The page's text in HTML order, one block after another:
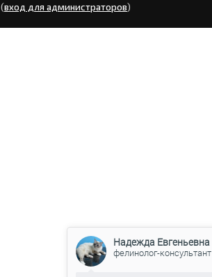
(вход для администраторов)
Надежда Евгеньевна
фелинолог-консультант